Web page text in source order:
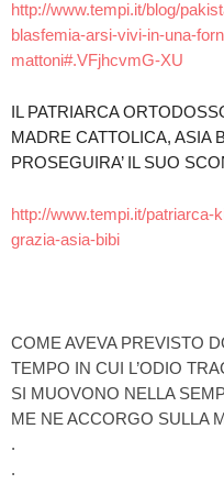
http://www.tempi.it/blog/
blasfemia-arsi-vivi-in-una-
mattoni#.VFjhcvmG-XU
IL PATRIARCA
MADRE CATTOLICA, ASIA
PROSEGUIRA’ IL SUO
http://www.tempi.it/patriarca-
grazia-asia-bibi
COME AVEVA PREVISTO
TEMPO IN CUI L’ODIO
SI MUOVONO NELLA
ME NE ACCORGO SULLA
.
.